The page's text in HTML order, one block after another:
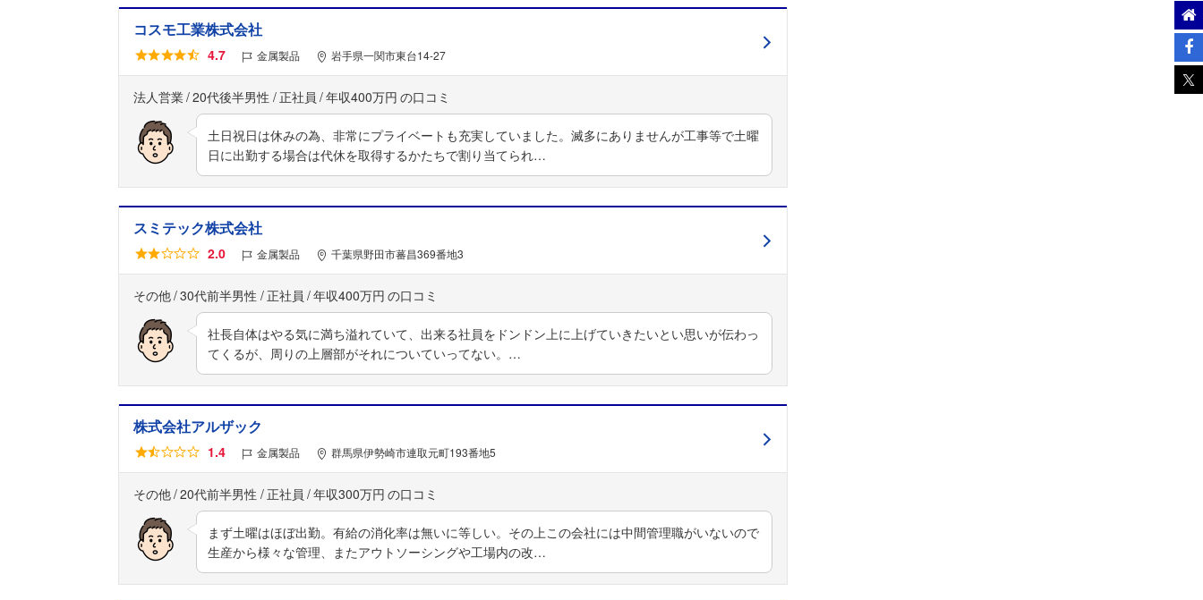
フォローしました
コスモ工業株式会社
4.7 金属製品 岩手県一関市東台14-27
法人営業 20代後半男性 正社員 年収400万円
土日祝日は休みの為、非常にプライベートも充実していました。滅多にありませんが工事等で土曜
日に出勤する場合は代休を取得するかたちで割り当てられ…
スミテック株式会社
2.0 金属製品 千葉県野田市蕃昌369番地3
その他 30代前半男性 正社員 年収400万円
社長自体はやる気に満ち溢れていて、出来る社員をドンドン上に上げていきたいとい思いが伝わっ
てくるが、周りの上層部がそれについていってない。…
株式会社アルザック
1.4 金属製品 群馬県伊勢崎市連取元町193番地5
その他 20代前半男性 正社員 年収300万円
まず土曜はほぼ出勤。有給の消化率は無いに等しい。その上この会社には中間管理職がいないので
生産から様々な管理、またアウトソーシングや工場内の改…